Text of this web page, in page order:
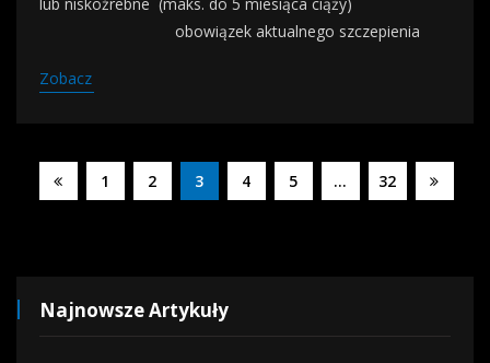
lub niskoźrebne (maks. do 5 miesiąca ciąży)
obowiązek aktualnego szczepienia
Zobacz
1 2 3 4 5 … 32
Najnowsze Artykuły